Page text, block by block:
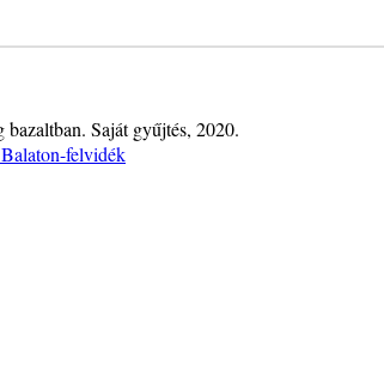
Saját gyűjtés, 2020.
felvidék